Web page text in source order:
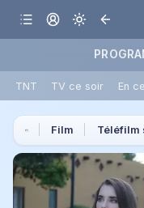
TNT TV ce soir En
Film Téléfilm